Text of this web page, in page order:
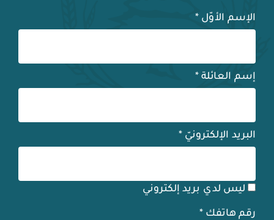
الإسم الأوّل *
إسم العائلة *
البريد الإلكترونيّ *
ليس لدي بريد إلكتروني
رقم هاتفك *